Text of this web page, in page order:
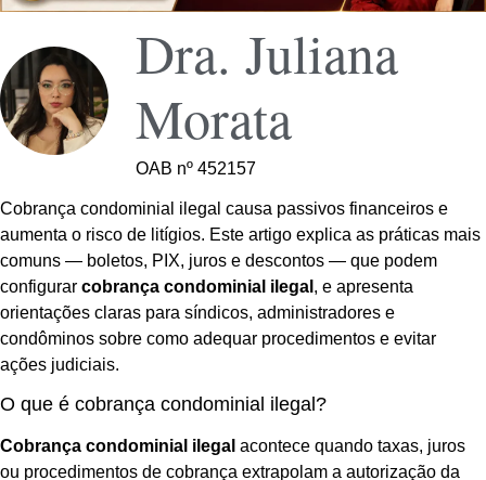
Dra. Juliana
Morata
OAB nº 452157
Cobrança condominial ilegal causa passivos financeiros e
aumenta o risco de litígios. Este artigo explica as práticas mais
comuns — boletos, PIX, juros e descontos — que podem
configurar cobrança condominial ilegal , e apresenta
orientações claras para síndicos, administradores e
condôminos sobre como adequar procedimentos e evitar
ações judiciais.
O que é cobrança condominial ilegal?
Cobrança condominial ilegal acontece quando taxas, juros
ou procedimentos de cobrança extrapolam a autorização da